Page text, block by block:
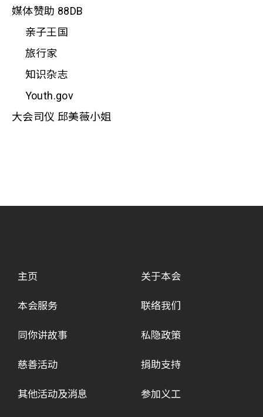
媒体赞助 88DB
亲子王国
旅行家
知识杂志
Youth.gov
大会司仪 邱美薇小姐
主页
本会服务
同你讲故事
慈善活动
其他活动及消息
关于本会
联络我们
私隐政策
捐助支持
参加义工